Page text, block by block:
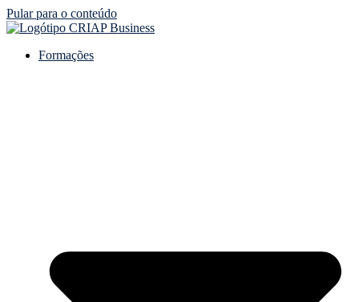
Pular para o conteúdo
Formações